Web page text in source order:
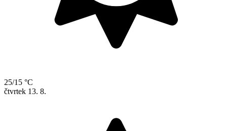
25/15 °C
čtvrtek 13. 8.